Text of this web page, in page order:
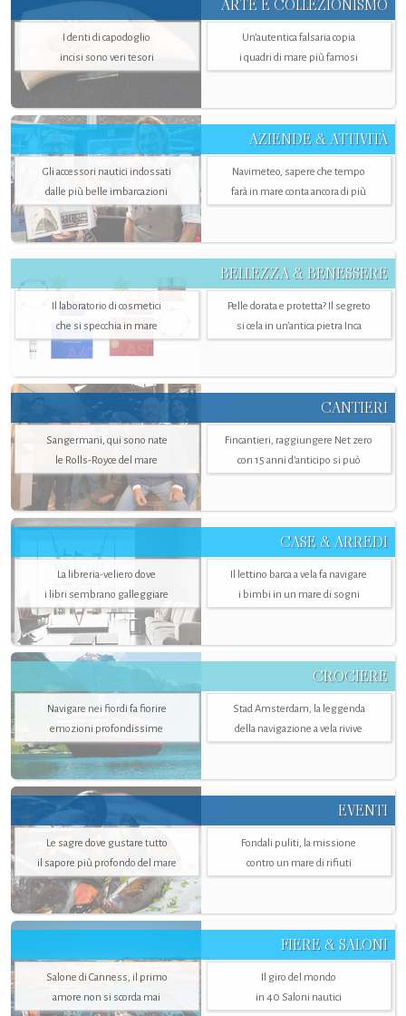
ARTE E COLLEZIONISMO
I denti di capodoglio
incisi sono veri tesori
Un’autentica falsaria copia
i quadri di mare più famosi
AZIENDE & ATTIVITÀ
Gli accessori nautici indossati
dalle più belle imbarcazioni
Navimeteo, sapere che tempo
farà in mare conta ancora di più
BELLEZZA & BENESSERE
Il laboratorio di cosmetici
che si specchia in mare
Pelle dorata e protetta? Il segreto
si cela in un’antica pietra Inca
CANTIERI
Sangermani, qui sono nate
le Rolls-Royce del mare
Fincantieri, raggiungere Net zero
con 15 anni d'anticipo si può
CASE & ARREDI
La libreria-veliero dove
i libri sembrano galleggiare
Il lettino barca a vela fa navigare
i bimbi in un mare di sogni
CROCIERE
Navigare nei fiordi fa fiorire
emozioni profondissime
Stad Amsterdam, la leggenda
della navigazione a vela rivive
EVENTI
Le sagre dove gustare tutto
il sapore più profondo del mare
Fondali puliti, la missione
contro un mare di rifiuti
FIERE & SALONI
Salone di Canness, il primo
amore non si scorda mai
Il giro del mondo
in 40 Saloni nautici